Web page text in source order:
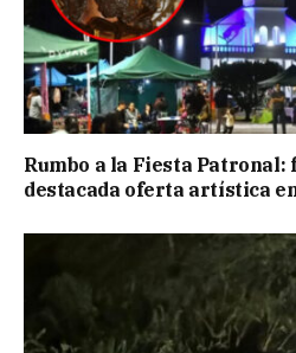
Rumbo a la Fiesta Patronal:
destacada oferta artística